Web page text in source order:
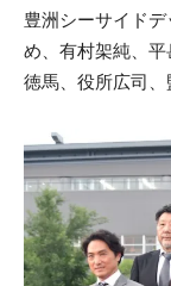
豊洲シーサイド
め、有村架純、
徳馬、役所広司、